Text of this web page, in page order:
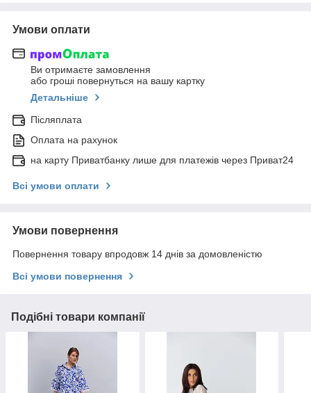
Умови оплати
Ви отримаєте замовлення
або гроші повернуться на вашу картку
Детальніше
Післяплата
Оплата на рахунок
на карту Приватбанку лише для платежів через Приват24
Всі умови оплати
Умови повернення
Повернення товару впродовж 14 днів за домовленістю
Всі умови повернення
Подібні товари компанії